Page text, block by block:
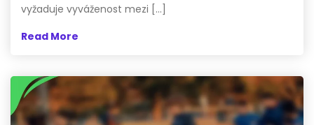
vyžaduje vyváženost mezi […]
Read More